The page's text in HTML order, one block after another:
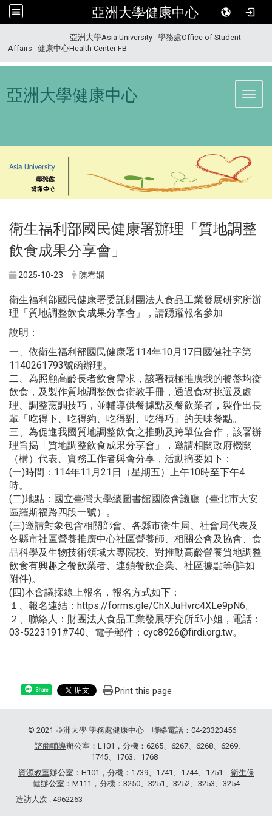
亞洲大學健康中心
亞洲大學Asia University
學務處Office of Student
Affairs
健康中心Health Center FB
亞洲大學健康中心
衛生福利部國民健康署辦理「質地調整
飲食成果分享會」
2025-10-23 陳宥嫻
衛生福利部國民健康署委託財團法人食品工業發展研究所辦
理「質地調整飲食成果分享會」，請踴躍報名參加
說明：
一、依衛生福利部國民健康署114年10月17日國健社字第
1140261793號函辦理。
二、為照顧高齡長者飲食需求，該署積極推廣我的餐盤均衡
飲食，及製作質地調整飲食衛教手冊，透過食材挑選及處
理、調整烹調技巧，並輔導供餐據點及餐飲業者，製作出長
輩「吃得下、吃得夠、吃得對、吃得巧」的美味餐點。
三、為促進我國質地調整飲食之推動及跨單位合作，該署辦
理旨揭「質地調整飲食成果分享會」，邀請相關政府機關
（構）代表、實務工作者與會分享，活動摘要如下：
(一)時間：114年11月21日（星期五）上午10時至下午4
時。
(二)地點：國立臺灣大學總圖書館國際會議廳（臺北市大安
區羅斯福路四段一號）。
(三)邀請對象包含相關部會、各縣市衛生局、社會局代表及
各縣市社區營養推廣中心社區營養師、相關公會及協會、食
品科學及生物技術領域大專院校、對推動高齡營養質地調整
飲食有興趣之餐飲業者、連鎖餐飲企業、社區據點等(詳如
附件)。
(四)本會議採線上報名，報名方式如下：
１、報名連結：https://forms.gle/ChXJuHvrc4XLe9pN6。
２、聯絡人：財團法人食品工業發展研究所邱小姐，電話：
03-5223191#740、電子郵件：cyc8926@firdi.org.tw。
Share Print this page
© 2021 亞洲大學 學務處健康中心 聯絡電話：04-23323456
諮商輔導辦公室：L101，分機：6265、6267、6268、6269、
1745、1763、1768
資源教室辦公室：H101，分機：1739、1741、1744、1751 衛生保
健辦公室：M111，分機：3250、3251、3252、3253、3254
造訪人次 : 4962263